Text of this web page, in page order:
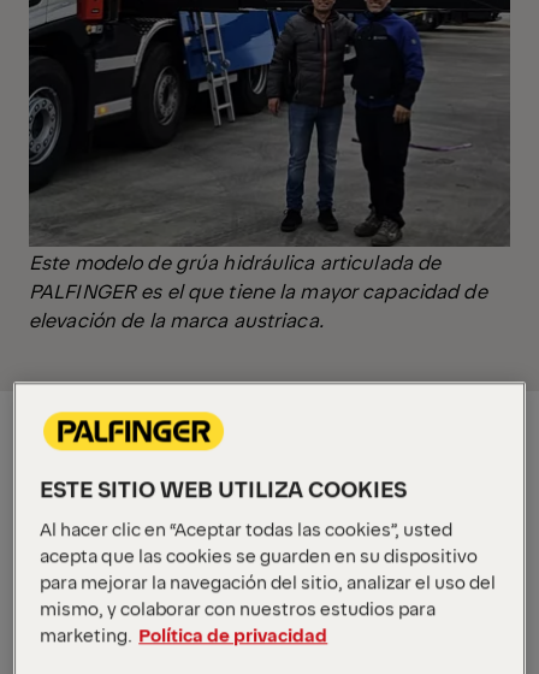
Este modelo de grúa hidráulica articulada de
PALFINGER es el que tiene la mayor capacidad de
elevación de la marca austriaca.
ESTE SITIO WEB UTILIZA COOKIES
Al hacer clic en “Aceptar todas las cookies”, usted
acepta que las cookies se guarden en su dispositivo
para mejorar la navegación del sitio, analizar el uso del
mismo, y colaborar con nuestros estudios para
marketing. Política de privacidad